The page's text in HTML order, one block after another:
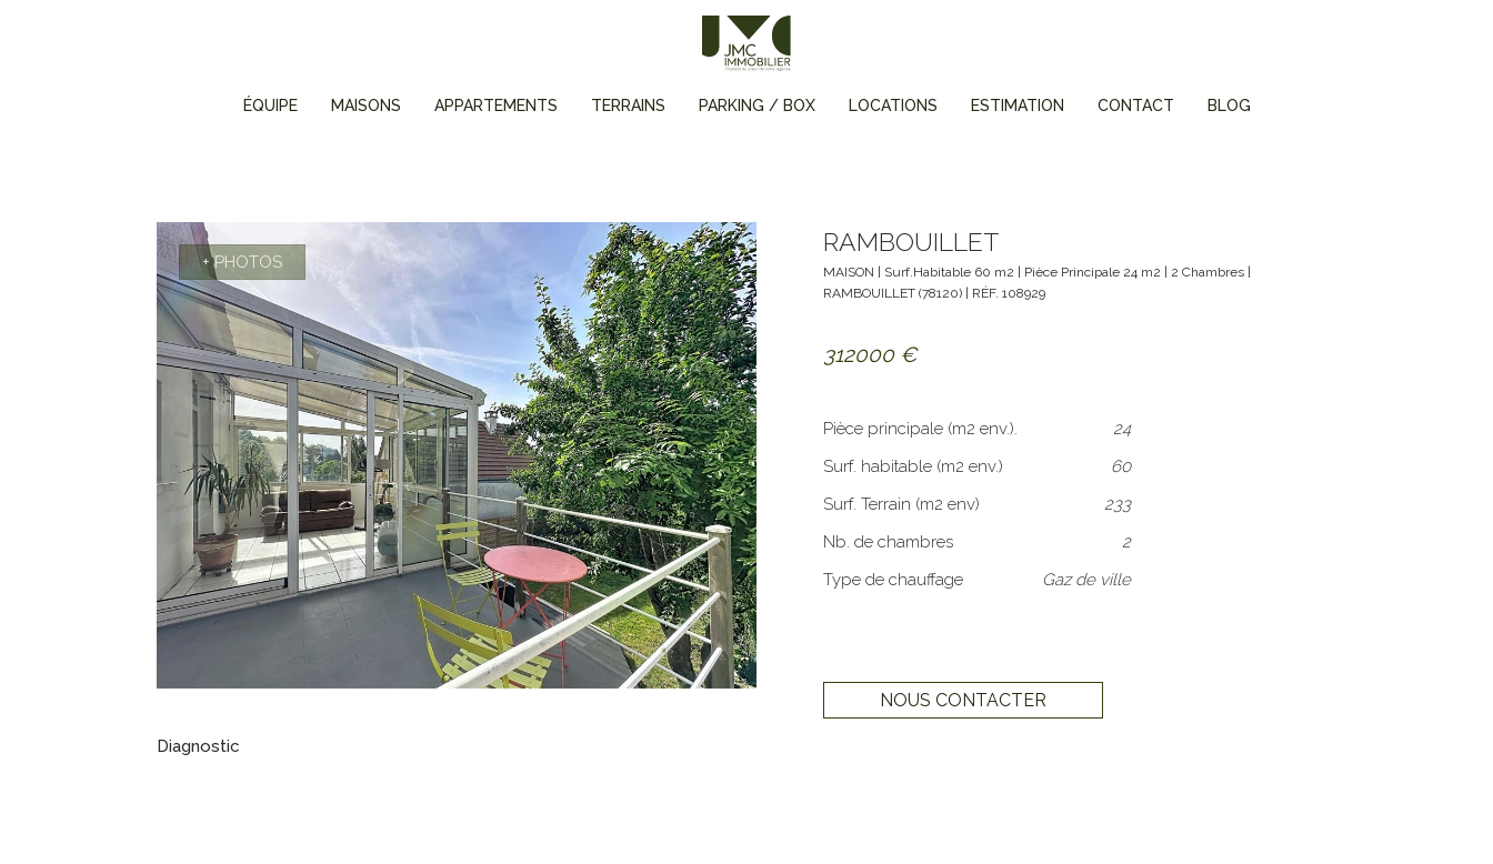
ÉQUIPE MAISONS APPARTEMENTS TERRAINS PARKING / BOX LOCATIONS ESTIMATION CONTACT BLOG
+ PHOTOS
Diagnostic
RAMBOUILLET
MAISON | Surf.Habitable 60 m2 | Pièce Principale 24m2 | 2 Chambres |
RAMBOUILLET(78120) | RÉF. 108929
312000€
Pièce principale (m2 env.).
24
Surf. habitable (m2 env.)
60
Surf. Terrain (m2 env)
233
Nb. de chambres
2
Type de chauffage
Gaz de ville
NOUS CONTACTER